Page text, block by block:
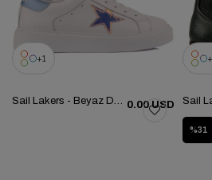
1
Sail Lakers - Beyaz Deri Bağcıklı Kadın Günlük Ayakkabı 104-1034-HE1065 0.00 USD
%31